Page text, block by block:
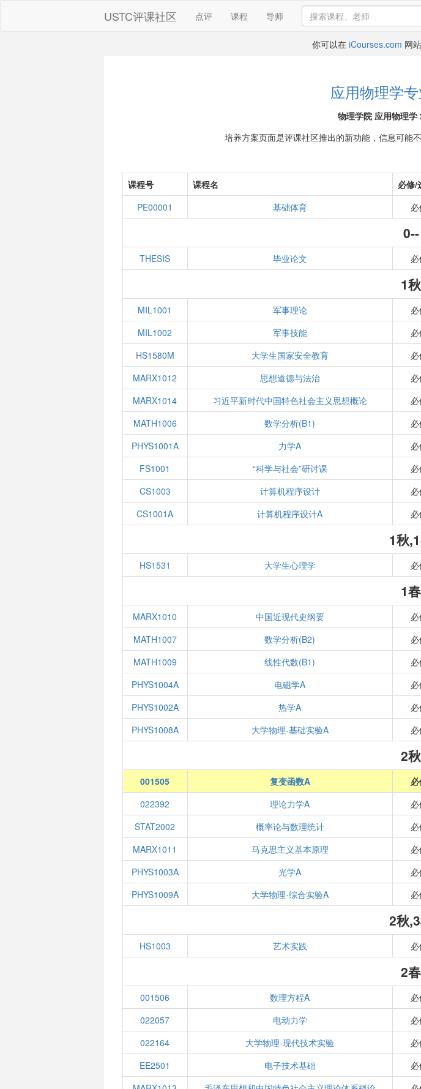
USTC评课社区 点评 课程 导师
你可以在 iCourses.com 网
应用物理学
物理学院 应用物理
培养方案页面是评课社区推出的新功能，信息可能
课程号 课程名 必修/
PE00001
基础体育
0--
THESIS 毕业论文
1秋
MIL1001 军事理论
MIL1002
军事技能
HS1580M
大学生国家安全教育
MARX1012
思想道德与法治
MARX1014
习近平新时代中国特色社会主义思想概论
MATH1006
数学分析(B1)
PHYS1001A
力学A
FS1001
“科学与社会”研讨课
CS1003
计算机程序设计
CS1001A
计算机程序设计A
1秋
HS1531 大学生心理学
1春
MARX1010 中国近现代史纲要
MATH1007
数学分析(B2)
MATH1009
线性代数(B1)
PHYS1004A
电磁学A
PHYS1002A
热学A
PHYS1008A
大学物理-基础实验A
2秋
001505 复变函数A
022392
理论力学A
STAT2002
概率论与数理统计
MARX1011
马克思主义基本原理
PHYS1003A
光学A
PHYS1009A
大学物理-综合实验A
2秋
HS1003 艺术实践
2春
001506 数理方程A
022057
电动力学
022164
大学物理-现代技术实验
EE2501
电子技术基础